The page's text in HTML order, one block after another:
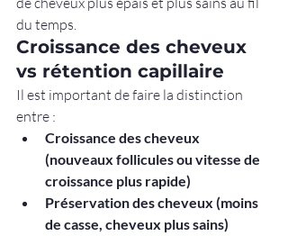
du temps.
Croissance des cheveux
vs rétention capillaire
Il est important de faire la distinction
entre :
Croissance des cheveux
(nouveaux follicules ou vitesse de
croissance plus rapide)
Préservation des cheveux (moins
de casse, cheveux plus sains)